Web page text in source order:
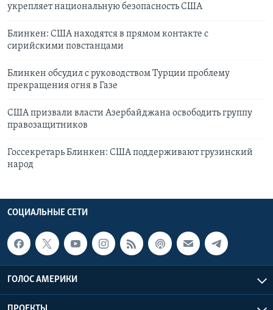
укрепляет национальную безопасность США
Блинкен: США находятся в прямом контакте с
сирийскими повстанцами
Блинкен обсудил с руководством Турции проблему
прекращения огня в Газе
США призвали власти Азербайджана освободить группу
правозащитников
Госсекретарь Блинкен: США поддерживают грузинский
народ
СОЦИАЛЬНЫЕ СЕТИ
ГОЛОС АМЕРИКИ